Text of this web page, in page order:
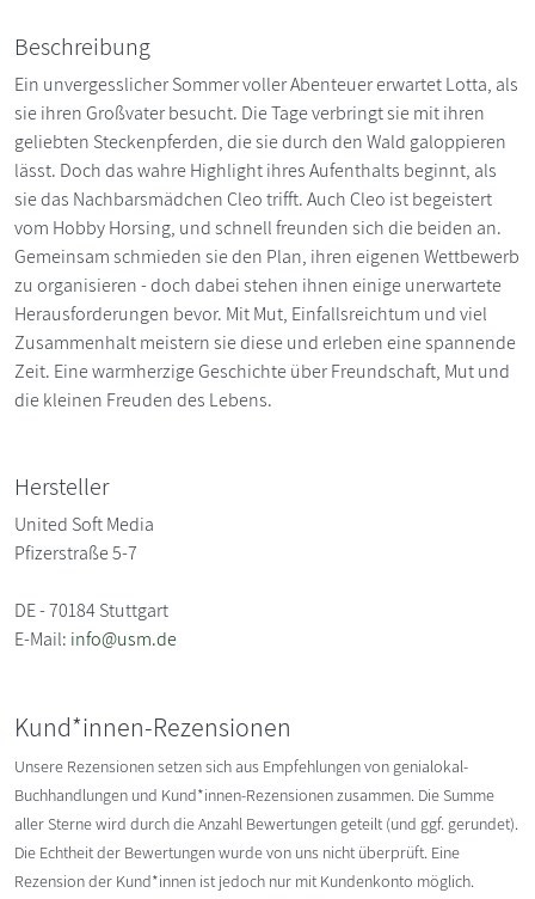
Beschreibung
Ein unvergesslicher Sommer voller Abenteuer erwartet Lotta, als
sie ihren Großvater besucht. Die Tage verbringt sie mit ihren
geliebten Steckenpferden, die sie durch den Wald galoppieren
lässt. Doch das wahre Highlight ihres Aufenthalts beginnt, als
sie das Nachbarsmädchen Cleo trifft. Auch Cleo ist begeistert
vom Hobby Horsing, und schnell freunden sich die beiden an.
Gemeinsam schmieden sie den Plan, ihren eigenen Wettbewerb
zu organisieren - doch dabei stehen ihnen einige unerwartete
Herausforderungen bevor. Mit Mut, Einfallsreichtum und viel
Zusammenhalt meistern sie diese und erleben eine spannende
Zeit. Eine warmherzige Geschichte über Freundschaft, Mut und
die kleinen Freuden des Lebens.
Hersteller
United Soft Media
Pfizerstraße 5-7
DE - 70184 Stuttgart
E-Mail: info@usm.de
Kund*innen-Rezensionen
Unsere Rezensionen setzen sich aus Empfehlungen von genialokal-
Buchhandlungen und Kund*innen-Rezensionen zusammen. Die Summe
aller Sterne wird durch die Anzahl Bewertungen geteilt (und ggf. gerundet).
Die Echtheit der Bewertungen wurde von uns nicht überprüft. Eine
Rezension der Kund*innen ist jedoch nur mit Kundenkonto möglich.